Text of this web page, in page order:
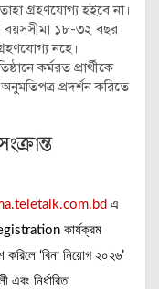
গ্রহণযোগ্য হইবে না।
১৮-৩২ বছর
নহে।
কর্মরত প্রার্থীকে
প্রদর্শন করিতে
এ
কার্যক্রম
‘বিনা নিয়োগ ২০২৬’
এবং নির্ধারিত